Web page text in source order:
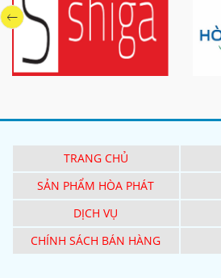
TRANG CHỦ
SẢN PHẨM HÒA PHÁT
DỊCH VỤ
CHÍNH SÁCH BÁN HÀNG